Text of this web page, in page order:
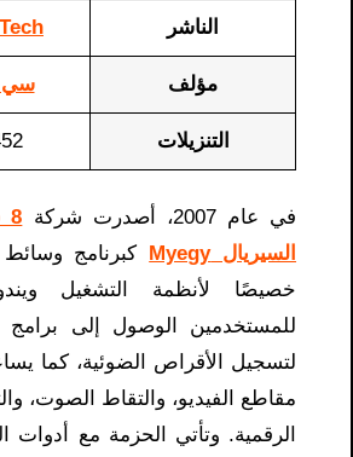
الناشر
مؤلف سي
التنزيلات
في عام 2007، أصدرت شركة
السيريال Myegy
كبرنامج
خصيصًا لأنظمة التشغيل
للمستخدمين الوصول إلى برامج
لتسجيل الأقراص الضوئية، كما
مقاطع الفيديو، والتقاط الصوت،
الرقمية. وتأتي الحزمة مع أدوات